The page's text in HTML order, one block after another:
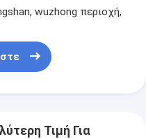
wuzhong περιοχή,
Τιμή Για